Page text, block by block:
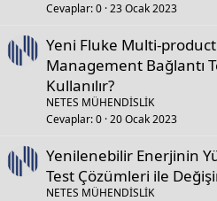
Cevaplar 0 23 Ocak 2023
Yeni Fluke Multi-
Management Bağlantı
Kullanılır?
NETES MÜHENDİSLİK
Cevaplar 0 20 Ocak 2023
Yenilenebilir Enerjinin
Test Çözümleri ile
NETES MÜHENDİSLİK